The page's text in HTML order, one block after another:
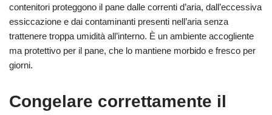
contenitori proteggono il pane dalle correnti d’aria, dall’eccessiva
essiccazione e dai contaminanti presenti nell’aria senza
trattenere troppa umidità all’interno. È un ambiente accogliente
ma protettivo per il pane, che lo mantiene morbido e fresco per
giorni.
Congelare correttamente il